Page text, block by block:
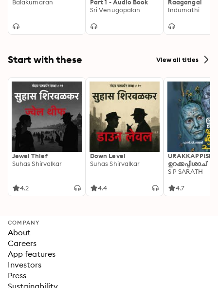
Balakumaran
Part 1 - Audio Book
Sri Venugopalan
Raagangal
Indumathi
Start with these View all titles
Jewel Thief
Suhas Shirvalkar
4.2
Down Level
Suhas Shirvalkar
4.4
ഉറക്കപ്പിശാച്
S P SARATH
4.7
COMPANY
About
Careers
App features
Investors
Press
Sustainability